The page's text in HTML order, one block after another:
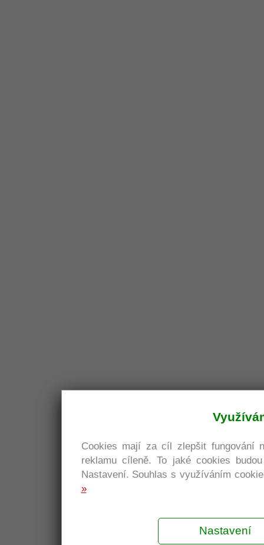
Cookies mají za cíl zlepšit fungování
reklamu cíleně. To jaké cookies
Nastavení. Souhlas s využíváním
»
Nastavení